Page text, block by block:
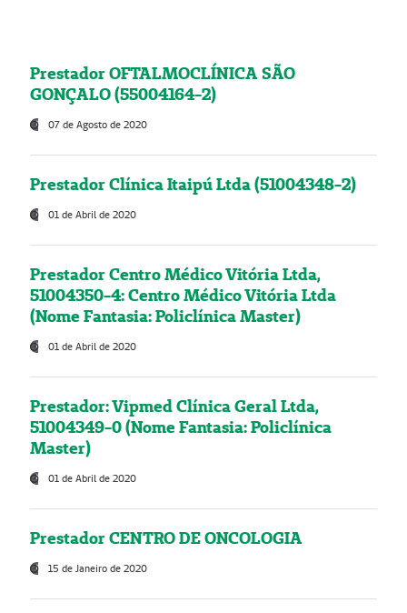
Prestador OFTALMOCLÍNICA SÃO
GONÇALO (55004164-2)
07 de Agosto de 2020
Prestador Clínica Itaipú Ltda (51004348-2)
01 de Abril de 2020
Prestador Centro Médico Vitória Ltda,
51004350-4: Centro Médico Vitória Ltda
(Nome Fantasia: Policlínica Master)
01 de Abril de 2020
Prestador: Vipmed Clínica Geral Ltda,
51004349-0 (Nome Fantasia: Policlínica
Master)
01 de Abril de 2020
Prestador CENTRO DE ONCOLOGIA
15 de Janeiro de 2020